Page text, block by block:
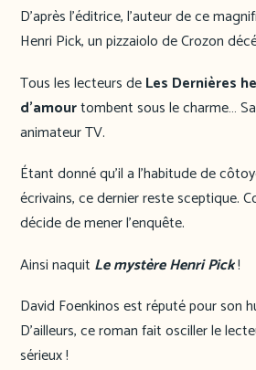
D’après l’éditrice, l’auteur de ce
Henri Pick, un pizzaiolo de Crozon
Tous les lecteurs deLes Dernières
d’amourtombent sous le charme…
animateur TV.
Étant donné qu’il a l’habitude de
écrivains, ce dernier reste sceptique.
décide de mener l’enquête.
Ainsi naquit Le mystère Henri Pick!
David Foenkinos est réputé pour son
D’ailleurs, ce roman fait osciller le
sérieux !